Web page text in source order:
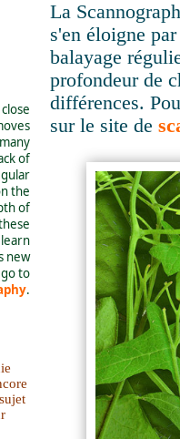
La
s'en éloigne
balayage
profondeur de
différences.
sur le site de
of
the
of
new
to
.